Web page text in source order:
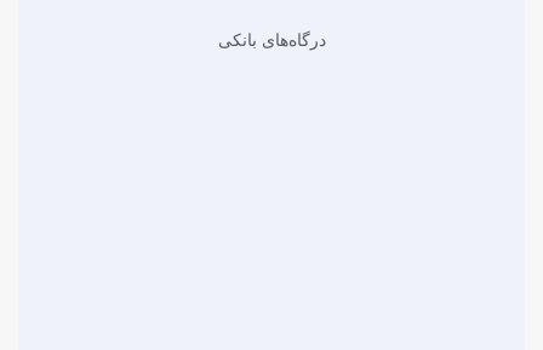
درگاه‌های بانکی